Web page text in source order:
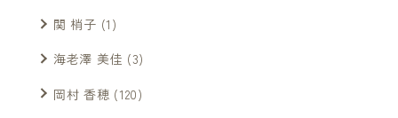
関 梢子 (1)
海老澤 美佳 (3)
岡村 香穂 (120)